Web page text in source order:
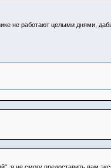
не работают целыми днями,